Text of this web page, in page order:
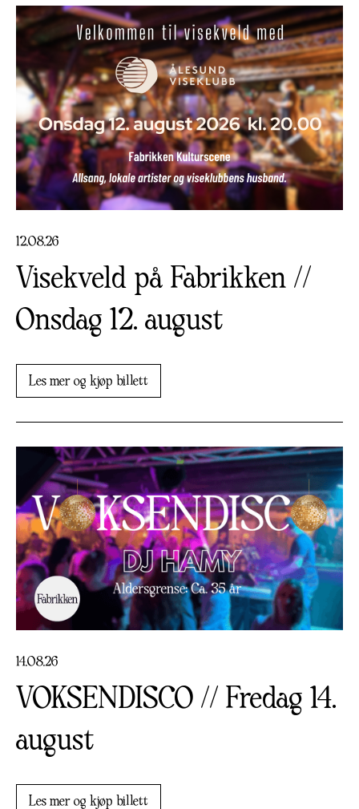
12.08.26
Visekveld på Fabrikken //
Onsdag 12. august
Les mer og kjøp billett
14.08.26
VOKSENDISCO // Fredag 14.
august
Les mer og kjøp billett